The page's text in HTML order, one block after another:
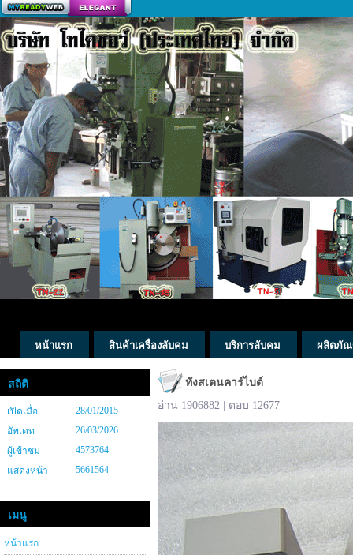
สร้างเว็บ
หน้าแรก สินค้าเครื่องลับคม บริการลับคม ผลิตภัณ
สถิติ
เปิดเมื่อ
28/01/2015
อัพเดท
26/03/2026
ผู้เข้าชม
4573764
แสดงหน้า
5661564
เมนู
หน้าแรก
ทังสเตนคาร์ไบด์
อ่าน 1906882 | ตอบ 12677